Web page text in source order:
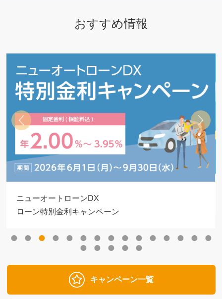
おすすめ情報
夏のNISAキャンペーン
キャンペーン一覧